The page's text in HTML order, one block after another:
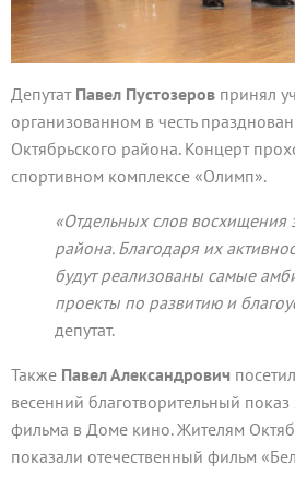
Депутат Павел Пустозеров принял
организованном в честь
Октябрьского района. Концерт
спортивном комплексе «Олимп».
«Отдельных слов восхищения
района. Благодаря их
будут реализованы самые
проекты по развитию и
депутат.
Также Павел Александрович
весенний благотворительный
фильма в Доме кино. Жителям
показали отечественный фильм